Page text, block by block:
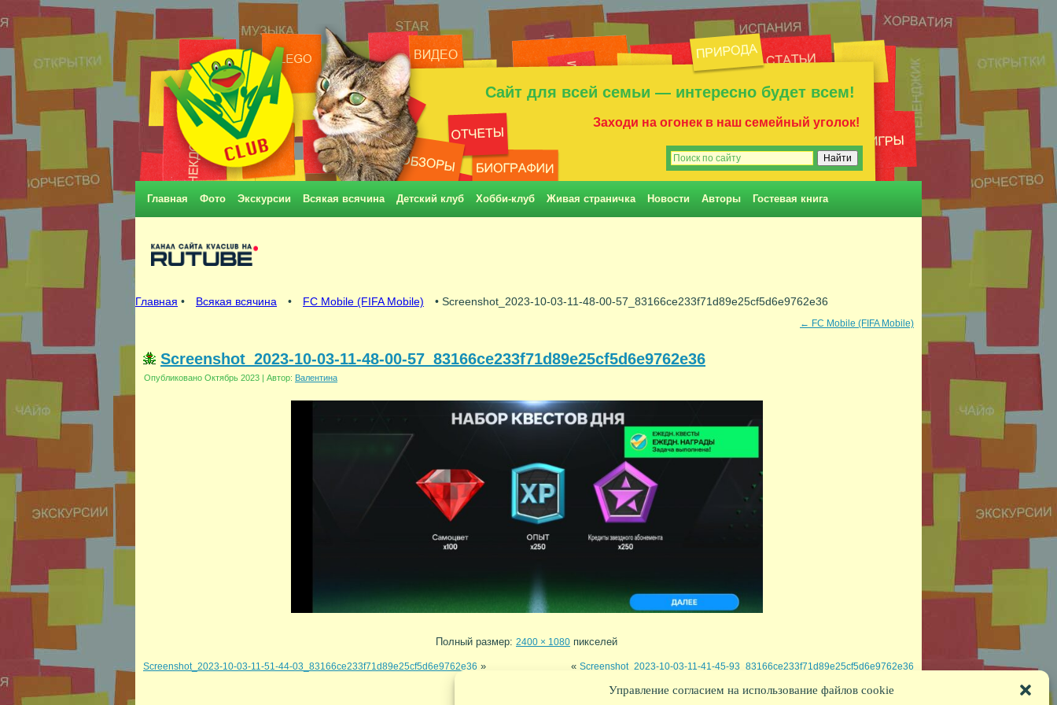
Управление согласием на использование файлов cookie
Сайт для всей семьи — интересно будет всем!
Заходи на огонек в наш семейный уголок!
Главная Фото Экскурсии Всякая всячина Детский клуб Хобби-клуб Живая страничка Новости Авторы Гостевая книга
Главная • Всякая всячина • FC Mobile (FIFA Mobile) • Screenshot_2023-10-03-11-48-00-57_83166ce233f71d89e25cf5d6e9762e36
← FC Mobile (FIFA Mobile)
Screenshot_2023-10-03-11-48-00-57_83166ce233f71d89e25cf5d6e9762e36
Опубликовано Октябрь 2023 | Автор: Валентина
Полный размер: 2400 × 1080 пикселей
Screenshot_2023-10-03-11-51-44-03_83166ce233f71d89e25cf5d6e9762e36 » « Screenshot_2023-10-03-11-41-45-93_83166ce233f71d89e25cf5d6e9762e36